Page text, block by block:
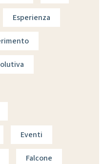
Esperienza
Eventi
Falcone